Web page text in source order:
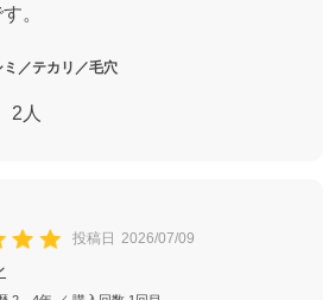
。
ミ／テカリ／毛穴
2 人
投稿日 2026/07/09